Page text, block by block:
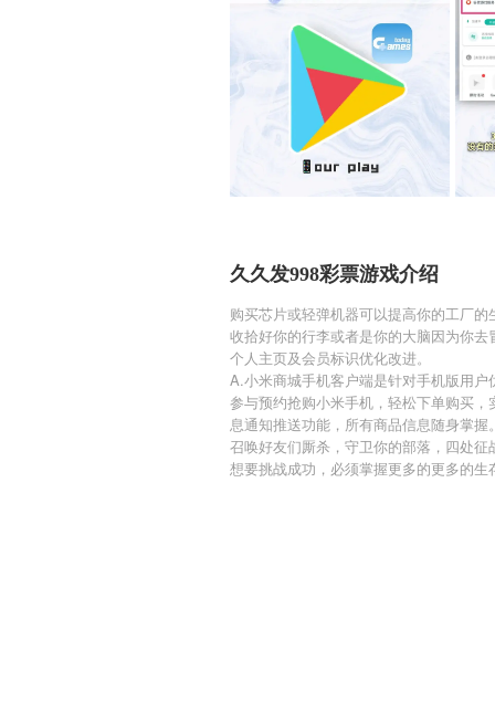
久久发998彩票游戏介绍
购买芯片或轻弹机器可以提高你的工厂的
收拾好你的行李或者是你的大脑因为你去
个人主页及会员标识优化改进。
A.小米商城手机客户端是针对手机版用
参与预约抢购小米手机，轻松下单购买
息通知推送功能，所有商品信息随身掌握。
召唤好友们厮杀，守卫你的部落，四处征
想要挑战成功，必须掌握更多的更多的